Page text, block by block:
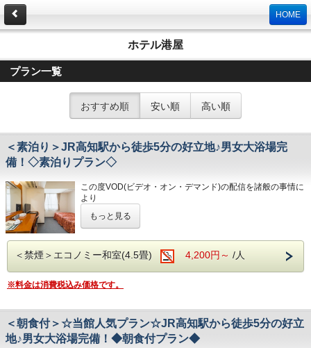
HOME
ホテル港屋
プラン一覧
おすすめ順 安い順 高い順
＜素泊り＞JR高知駅から徒歩5分の好立地♪男女大浴場完
備！◇素泊りプラン◇
この度VOD(ビデオ・オン・デマンド)の配信を諸般の事情に
より
りました。
今までご愛顧いただき、誠にありがとうございました。
何卒ご理解を賜りますようお願い申し上げます。
☆こちらは食事なしの素泊りプランとなります☆
☆港屋自慢のサービス・ベッド・大浴場でおくつろぎくださ
い☆
★☆ひと目で分かる！ホテル港屋の５つの特徴☆★
①心のこもったアットホームなお客さま対応
②JR高知駅から徒歩5分の好立地!
③良質の睡眠をご提供!シモンズ社製ベッドを全洋室に採用
もっと見る
＜禁煙＞エコノミー和室(4.5畳) 4,200円～ /人
※料金は消費税込み価格です。
＜朝食付＞☆当館人気プラン☆JR高知駅から徒歩5分の好立
地♪男女大浴場完備！◆朝食付プラン◆